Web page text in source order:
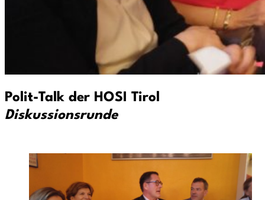
Polit-Talk der HOSI Tirol
Diskussionsrunde